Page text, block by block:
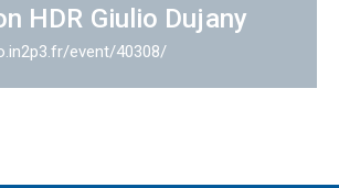
HDR Giulio Dujany
event/40308/